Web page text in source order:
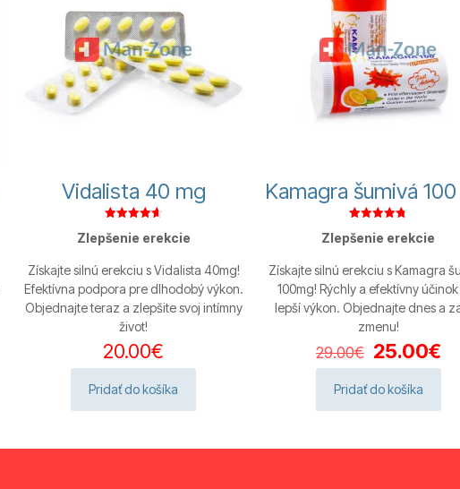
Vidalista 40 mg
4.67
Zlepšenie erekcie
Získajte silnú erekciu s Vidalista 40mg!
Efektívna podpora pre dlhodobý výkon.
Objednajte teraz a zlepšite svoj intímny
život!
20.00€
Pridať do košíka
Kamagra šumivá
4.75
Zlepšenie erekcie
Získajte silnú erekciu s Kamagra
100mg! Rýchly a efektívny
lepší výkon. Objednajte dnes a
zmenu!
29.00€ Pôvodná
cena
bola:
29.00€.
25.00€
Pridať do košíka